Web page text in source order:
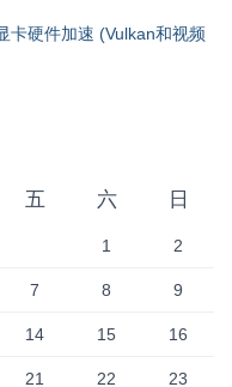
卡硬件加速 (Vulkan和视频
五 六 日
1 2
7 8 9
14 15 16
21 22 23